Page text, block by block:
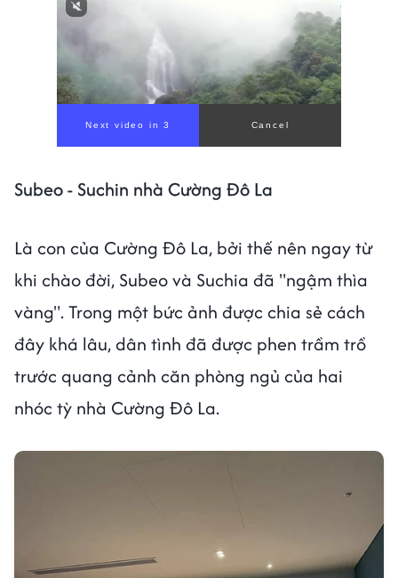
Next video in 1 Cancel
Subeo - Suchin nhà Cường Đô La
Là con của Cường Đô La, bởi thế nên ngay từ
khi chào đời, Subeo và Suchia đã "ngậm thìa
vàng". Trong một bức ảnh được chia sẻ cách
đây khá lâu, dân tình đã được phen trầm trồ
trước quang cảnh căn phòng ngủ của hai
nhóc tỳ nhà Cường Đô La.